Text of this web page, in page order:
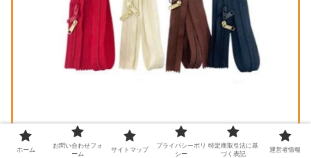
ホーム
お問い合わせフォ
ーム
サイトマップ
プライバシーポリ
シー
特定商取引法に基
づく表記
運営者情報